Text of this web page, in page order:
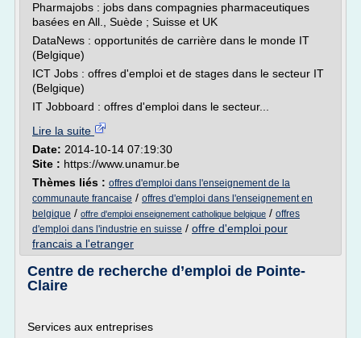
Pharmajobs : jobs dans compagnies pharmaceutiques
basées en All., Suède ; Suisse et UK
DataNews : opportunités de carrière dans le monde IT
(Belgique)
ICT Jobs : offres d'emploi et de stages dans le secteur IT
(Belgique)
IT Jobboard : offres d'emploi dans le secteur...
Lire la suite
Date: 2014-10-14 07:19:30
Site : https://www.unamur.be
Thèmes liés : offres d'emploi dans l'enseignement de la
communaute francaise / offres d'emploi dans l'enseignement en
belgique / offre d'emploi enseignement catholique belgique / offres
d'emploi dans l'industrie en suisse / offre d'emploi pour
francais a l'etranger
Centre de recherche d’emploi de Pointe-
Claire
Services aux entreprises